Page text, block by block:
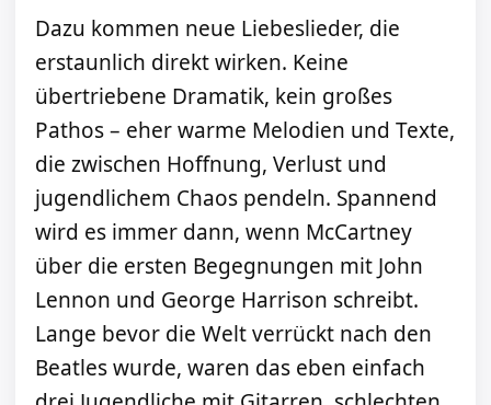
Dazu kommen neue Liebeslieder, die
erstaunlich direkt wirken. Keine
übertriebene Dramatik, kein großes
Pathos – eher warme Melodien und Texte,
die zwischen Hoffnung, Verlust und
jugendlichem Chaos pendeln. Spannend
wird es immer dann, wenn McCartney
über die ersten Begegnungen mit John
Lennon und George Harrison schreibt.
Lange bevor die Welt verrückt nach den
Beatles wurde, waren das eben einfach